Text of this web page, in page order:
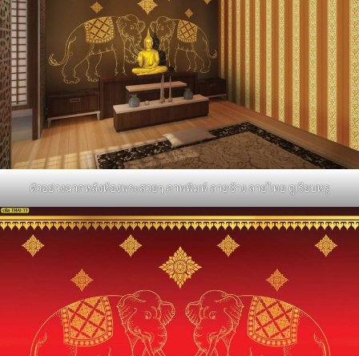
ตัวอย่างฉากหลังห้องพระสวยๆ ภาพพิมพ์ ลายช้าง ลายไทย ดูเรียบหรู